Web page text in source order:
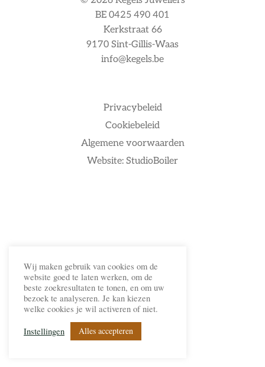
Privacybeleid
Cookiebeleid
Algemene voorwaarden
Website: StudioBoiler
BE 0425 490 401
Kerkstraat 66
9170 Sint-Gillis-Waas
info@kegels.be
Wij maken gebruik van cookies om de
website goed te laten werken, om de
beste zoekresultaten te tonen, en om uw
bezoek te analyseren. Je kan kiezen
welke cookies je wil activeren of niet.
Instellingen
Alles accepteren